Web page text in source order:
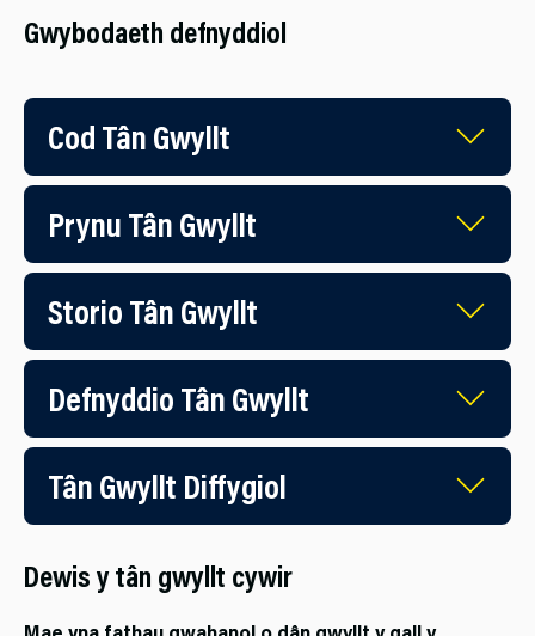
Gwybodaeth defnyddiol
Cod Tân Gwyllt
Prynu Tân Gwyllt
Storio Tân Gwyllt
Defnyddio Tân Gwyllt
Tân Gwyllt Diffygiol
Dewis y tân gwyllt cywir